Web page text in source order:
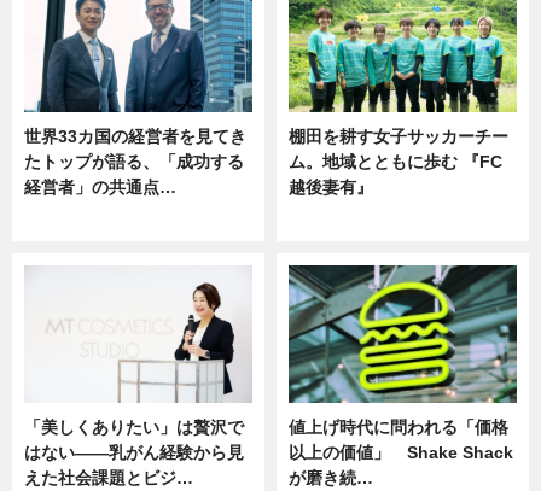
世界33カ国の経営者を見てき
たトップが語る、「成功する
経営者」の共通点…
棚田を耕す女子サッカーチー
ム。地域とともに歩む 『FC
越後妻有』
「美しくありたい」は贅沢で
はない――乳がん経験から見
えた社会課題とビジ…
値上げ時代に問われる「価格
以上の価値」 Shake Shack
が磨き続…